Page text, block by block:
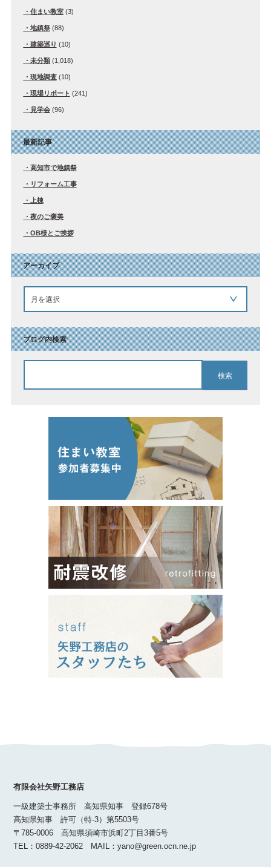
住まい教室(3)
地鎮祭(88)
建築巡り (10)
未分類(1,018)
現地調査(10)
現場リポート (241)
見学会(96)
最新記事
高知市で地鎮祭
リフォーム工事
上棟
夜のご褒美
OB様とご挨拶
アーカイブ
ブログ内検索
有限会社矢野工務店
一級建築士事務所 高知県知事 登録678号
高知県知事 許可（特-3）第5503号
〒785-0006 高知県須崎市浜町2丁目3番5号
TEL：0889-42-2062 MAIL：yano@green.ocn.ne.jp